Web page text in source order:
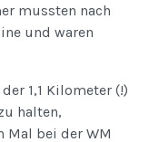
mussten nach
und waren
1,1 Kilometer (!)
halten,
Mal bei der WM